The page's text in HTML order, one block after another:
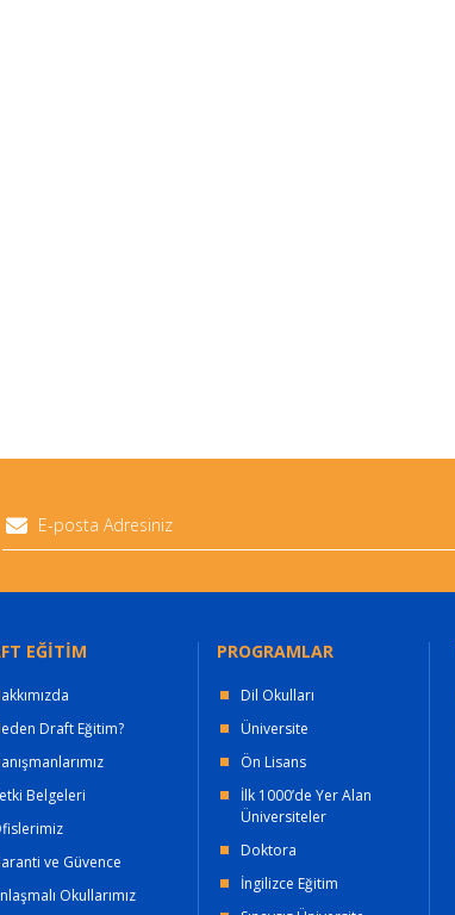
EĞİTİM
Draft Eğitim?
Belgeleri
ve Güvence
Okullarımız
PROGRAMLAR
Dil Okulları
Üniversite
Ön Lisans
İlk 1000’de Yer Alan
Üniversiteler
Doktora
İngilizce Eğitim